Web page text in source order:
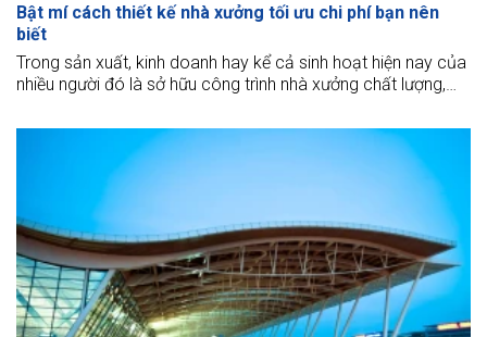
Bật mí cách thiết kế nhà xưởng tối ưu chi phí bạn nên
biết
Trong sản xuất, kinh doanh hay kể cả sinh hoạt hiện nay của
nhiều người đó là sở hữu công trình nhà xưởng chất lượng,
hợp lý là gì?